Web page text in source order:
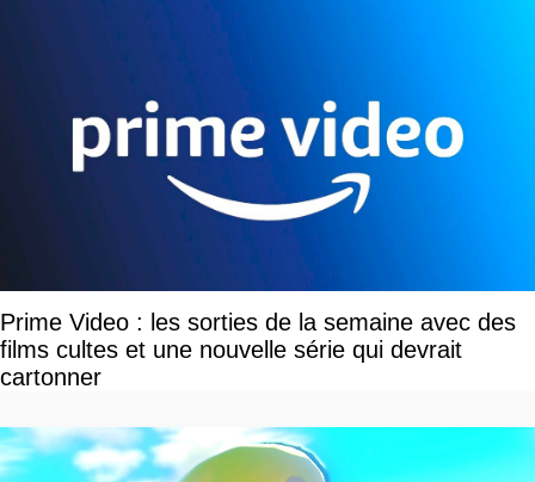
Prime Video : les sorties de la semaine avec des
films cultes et une nouvelle série qui devrait
cartonner